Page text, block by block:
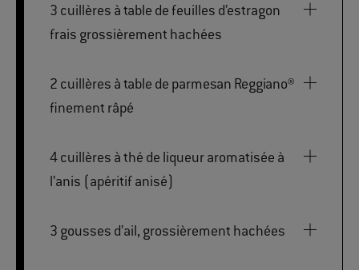
3 cuillères à table de feuilles d’estragon
frais grossièrement hachées
2 cuillères à table de parmesan Reggiano®
finement râpé
4 cuillères à thé de liqueur aromatisée à
l’anis (apéritif anisé)
3 gousses d’ail, grossièrement hachées